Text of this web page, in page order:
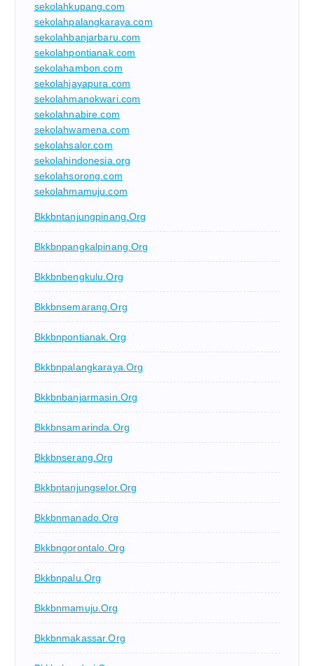
sekolahkupang.com
sekolahpalangkaraya.com
sekolahbanjarbaru.com
sekolahpontianak.com
sekolahambon.com
sekolahjayapura.com
sekolahmanokwari.com
sekolahnabire.com
sekolahwamena.com
sekolahsalor.com
sekolahindonesia.org
sekolahsorong.com
sekolahmamuju.com
Bkkbntanjungpinang.org
Bkkbnpangkalpinang.org
Bkkbnbengkulu.org
Bkkbnsemarang.org
Bkkbnpontianak.org
Bkkbnpalangkaraya.org
Bkkbnbanjarmasin.org
Bkkbnsamarinda.org
Bkkbnserang.org
Bkkbntanjungselor.org
Bkkbnmanado.org
Bkkbngorontalo.org
Bkkbnpalu.org
Bkkbnmamuju.org
Bkkbnmakassar.org